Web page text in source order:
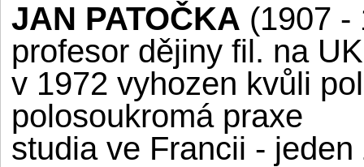
JAN PATOČKA (1907 -
profesor dějiny fil. na UK
v 1972 vyhozen kvůli
polosoukromá praxe
studia ve Francii -